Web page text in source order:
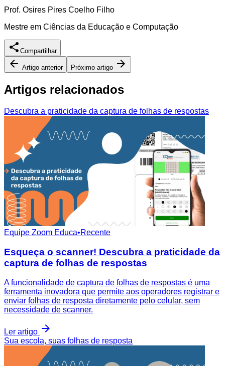
Prof. Osires Pires Coelho Filho
Mestre em Ciências da Educação e Computação
Compartilhar
Artigo anterior Próximo artigo
Artigos relacionados
Descubra a praticidade da captura de folhas de respostas
Equipe Zoom Educa•Recente
Esqueça o scanner! Descubra a praticidade da
captura de folhas de respostas
A funcionalidade de captura de folhas de respostas é uma
ferramenta inovadora que permite aos operadores registrar e
enviar folhas de resposta diretamente pelo celular, sem
necessidade de scanner.
Ler artigo
Sua escola, suas folhas de resposta